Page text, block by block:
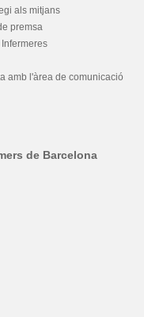
als mitjans
premsa
Infermeres
amb l'àrea de comunicació
de Barcelona